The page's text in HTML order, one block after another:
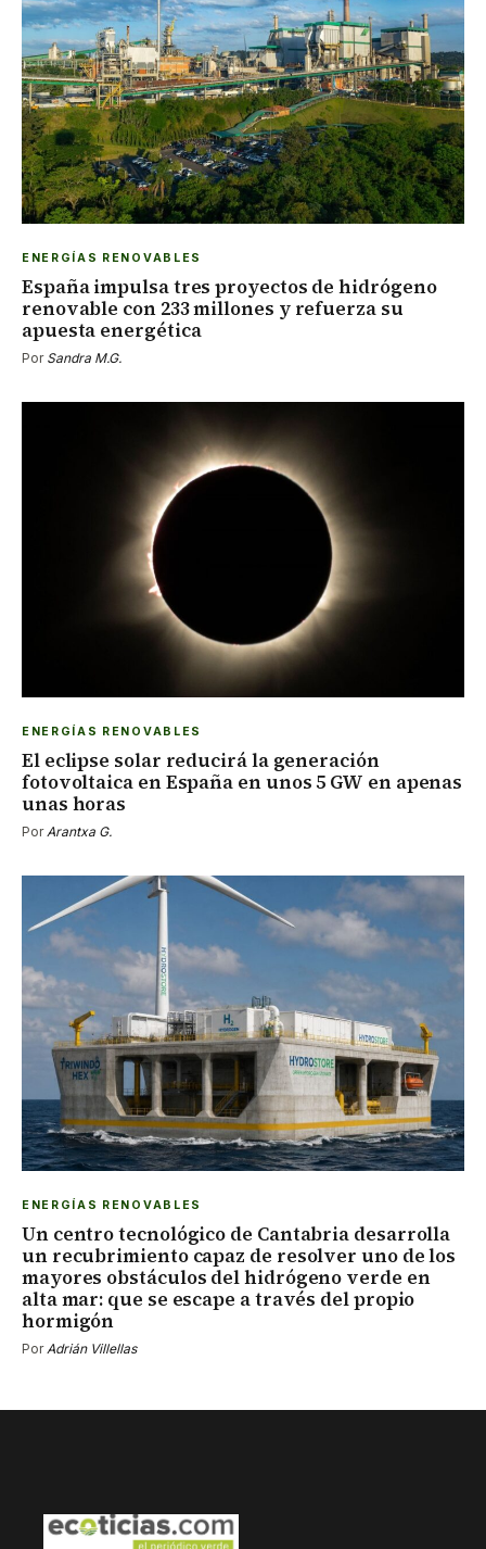
ENERGÍAS RENOVABLES
España impulsa tres proyectos de hidrógeno
renovable con 233 millones y refuerza su
apuesta energética
Por Sandra M.G.
ENERGÍAS RENOVABLES
El eclipse solar reducirá la generación
fotovoltaica en España en unos 5 GW en apenas
unas horas
Por Arantxa G.
ENERGÍAS RENOVABLES
Un centro tecnológico de Cantabria desarrolla
un recubrimiento capaz de resolver uno de los
mayores obstáculos del hidrógeno verde en
alta mar: que se escape a través del propio
hormigón
Por Adrián Villellas